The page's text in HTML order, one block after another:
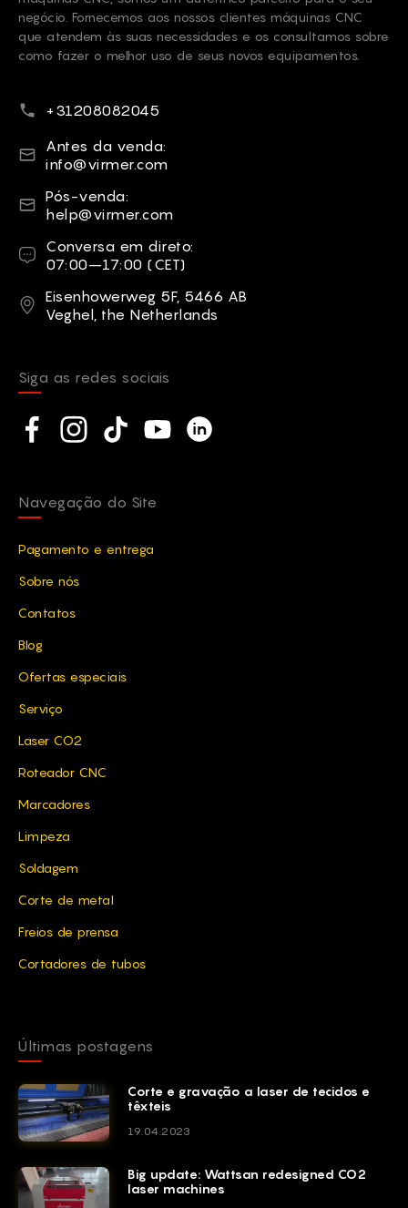
negócio. Fornecemos aos nossos clientes máquinas CNC
que atendem às suas necessidades e os consultamos sobre
como fazer o melhor uso de seus novos equipamentos.
Número de telefone
+31208082045
E-mailAntes da venda:
info@virmer.com
E-mailPós-venda:
help@virmer.com
Conversa em direto
Conversa em direto:
07:00–17:00 (CET)
Endereço
Eisenhowerweg 5F, 5466 AB
Veghel, the Netherlands
Siga as redes sociais
Social network
Facebook
Instagram
TikTokYouTubeLinkedin
Navegação do Site
Pagamento e entrega
Sobre nós
Contatos
Blog
Ofertas especiais
Serviço
Laser CO2
Roteador CNC
Marcadores
Limpeza
Soldagem
Corte de metal
Freios de prensa
Cortadores de tubos
Últimas postagens
Corte e gravação a laser de tecidos e
têxteis
19.04.2023
Big update: Wattsan redesigned CO2
laser machines